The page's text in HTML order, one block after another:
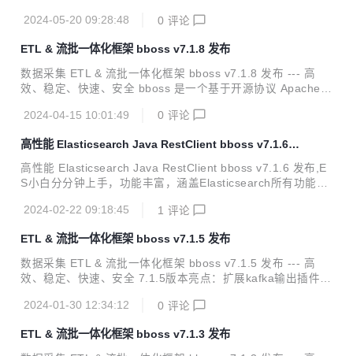
队 bboss 运维，主要由以下三部分构成： Elasticsearch Hig
ch/Opensearch java orm 客户端框架 数据采集同步 ETL ，
一个基于 java 语言实现数据采集作业的强大 ETL 工具，提供
丰富的输入插件和输出插件，可以基于插件规范轻松扩展新的
2024-05-20 09:28:48 0 评论
ETL & 流批一体化框架 bboss v7.1.8 发布
数据采集 ETL & 流批一体化框架 bboss v7.1.8 发布 --- 高
效、稳定、快速、安全 bboss 是一个基于开源协议 Apache Li
下三部分构成： Elasticsearch Highlevel Java Restclient ，
客户端框架 数据采集同步 ETL ，一个基于 java 语言实现数据
采集作业的强大 ETL 工具，提供丰富的输入插件和输出插
件，可以基于插件规范轻松扩展新的输入插件和输出插件 流批
2024-04-15 10:01:49 0 评论
高性能 Elasticsearch Java RestClient bboss v7.1.6
发布
高性能 Elasticsearch Java RestClient bboss v7.1.6 发布,E
S小白分分钟上手，功能丰富，涵盖Elasticsearch所有功能，
D，脚本，sql，jdbc，高亮，权重，聚合，IP地理位置解析，
户端负载容灾，兼容性好，易于集成 A highlevel rest client.
A high performence o/r mapping rest client. A dsl and sql r
est client. Support Elasti...
2024-02-22 09:18:45 1 评论
ETL & 流批一体化框架 bboss v7.1.5 发布
数据采集 ETL & 流批一体化框架 bboss v7.1.5 发布 --- 高
效、稳定、快速、安全 7.1.5版本亮点：扩展kafka输出插件，
是一个基于开源协议 Apache License 发布的开源项目，由开
Highlevel Java Restclient ， 一个高性能高兼容性的 Elastics
earch/Opensearch java 客户端框架 数据采集同步 ETL ，一
2024-01-30 12:34:12 0 评论
ETL & 流批一体化框架 bboss v7.1.3 发布